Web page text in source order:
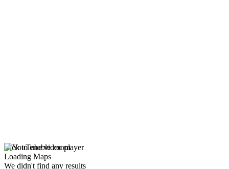
click to enable zoom
Loading Maps
We didn't find any results